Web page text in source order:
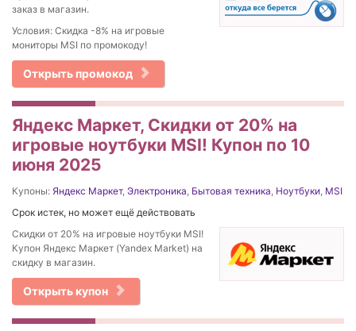
заказ в магазин.
Условия: Скидка -8% на игровые
мониторы MSI по промокоду!
Открыть промокод
Яндекс Маркет, Скидки от 20% на
игровые ноутбуки MSI! Купон по 10
июня 2025
Купоны: Яндекс Маркет, Электроника Бытовая техника Ноутбуки MSI
Срок истек, но может ещё действовать
Скидки от 20% на игровые ноутбуки MSI!
Купон Яндекс Маркет (Yandex Market) на
скидку в магазин.
Открыть купон